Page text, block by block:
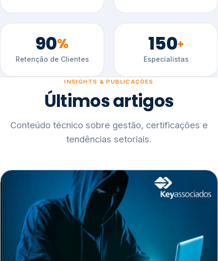
90%
Retenção de Clientes
150+
Especialistas
INSIGHTS & PUBLICAÇÕES
Últimos artigos
Conteúdo técnico sobre gestão, certificações e
tendências setoriais.